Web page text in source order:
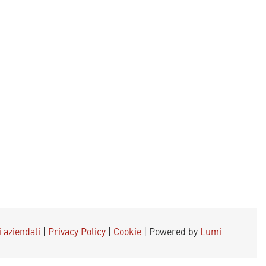
aziendali Privacy Policy Cookie | Powered by Lumi